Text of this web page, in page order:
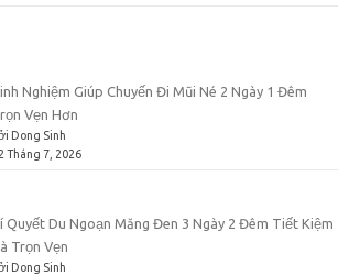
Nghiệm Giúp Chuyến Đi Mũi Né 2 Ngày 1 Đêm
Vẹn Hơn
Dong Sinh
Tháng 7, 2026
Quyết Du Ngoạn Măng Đen 3 Ngày 2 Đêm Tiết Kiệm
Trọn Vẹn
Dong Sinh